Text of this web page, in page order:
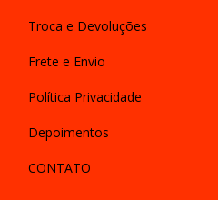
Troca e Devoluções
Frete e Envio
Política Privacidade
Depoimentos
CONTATO